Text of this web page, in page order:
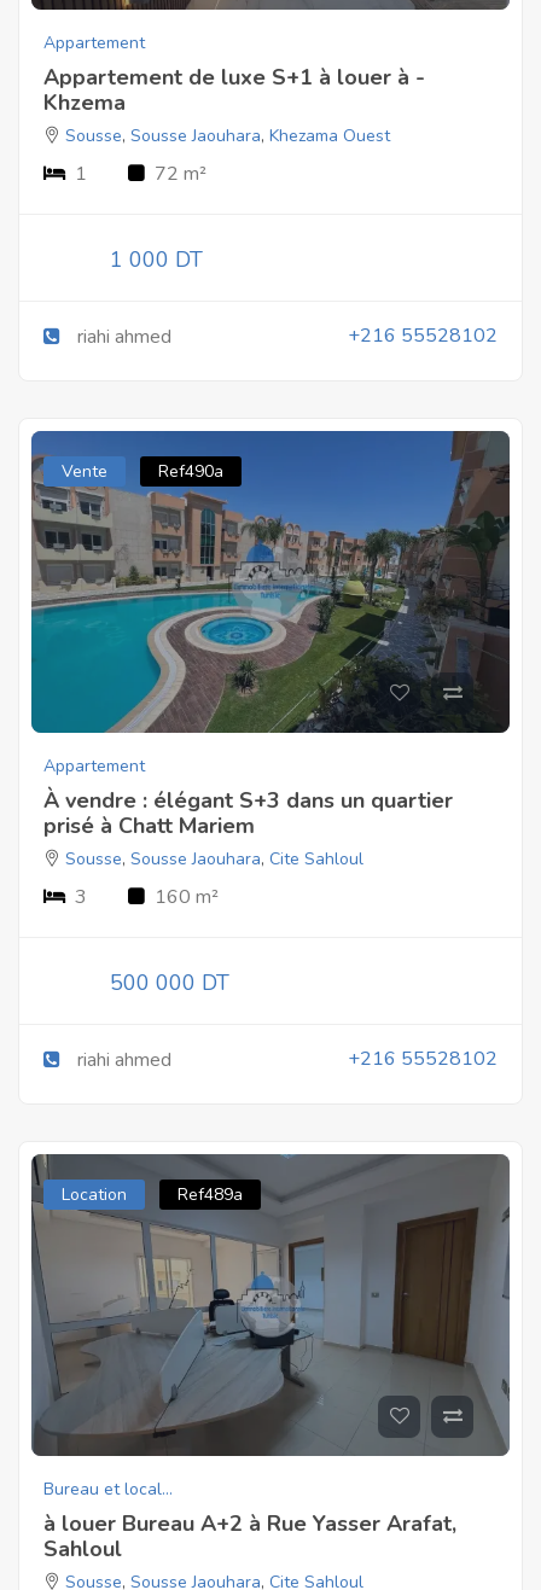
Appartement
Appartement de luxe S+1 à louer à -
Khzema
Sousse, Sousse Jaouhara, Khezama Ouest
1 72 m²
1 000 DT
riahi ahmed +216 55528102
Vente Ref490a
Appartement
À vendre : élégant S+3 dans un quartier
prisé à Chatt Mariem
Sousse, Sousse Jaouhara, Cite Sahloul
3 160 m²
500 000 DT
riahi ahmed +216 55528102
Location Ref489a
Bureau et local...
à louer Bureau A+2 à Rue Yasser Arafat,
Sahloul
Sousse, Sousse Jaouhara, Cite Sahloul